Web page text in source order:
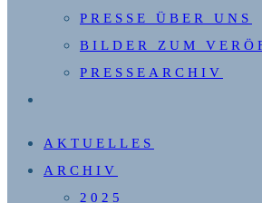
PRESSE ÜBER UNS
BILDER ZUM
PRESSEARCHIV
UMSCHALTEN
AKTUELLES
ARCHIV
2025